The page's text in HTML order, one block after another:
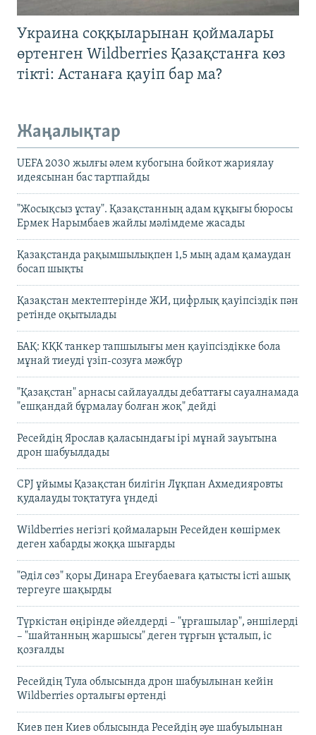
Украина соққыларынан қоймалары
өртенген Wildberries Қазақстанға көз
тікті: Астанаға қауіп бар ма?
Жаңалықтар
UEFA 2030 жылғы әлем кубогына бойкот жариялау
идеясынан бас тартпайды
"Жосықсыз ұстау". Қазақстанның адам құқығы бюросы
Ермек Нарымбаев жайлы мәлімдеме жасады
Қазақстанда рақымшылықпен 1,5 мың адам қамаудан
босап шықты
Қазақстан мектептерінде ЖИ, цифрлық қауіпсіздік пән
ретінде оқытылады
БАҚ: КҚК танкер тапшылығы мен қауіпсіздікке бола
мұнай тиеуді үзіп-созуға мәжбүр
"Қазақстан" арнасы сайлауалды дебаттағы сауалнамада
"ешқандай бұрмалау болған жоқ" дейді
Ресейдің Ярослав қаласындағы ірі мұнай зауытына
дрон шабуылдады
CPJ ұйымы Қазақстан билігін Лұқпан Ахмедияровты
қудалауды тоқтатуға үндеді
Wildberries негізгі қоймаларын Ресейден көшірмек
деген хабарды жоққа шығарды
"Әділ сөз" қоры Динара Егеубаеваға қатысты істі ашық
тергеуге шақырды
Түркістан өңірінде әйелдерді – "ұрғашылар", әншілерді
– "шайтанның жаршысы" деген тұрғын ұсталып, іс
қозғалды
Ресейдің Тула облысында дрон шабуылынан кейін
Wildberries орталығы өртенді
Киев пен Киев облысында Ресейдің әуе шабуылынан